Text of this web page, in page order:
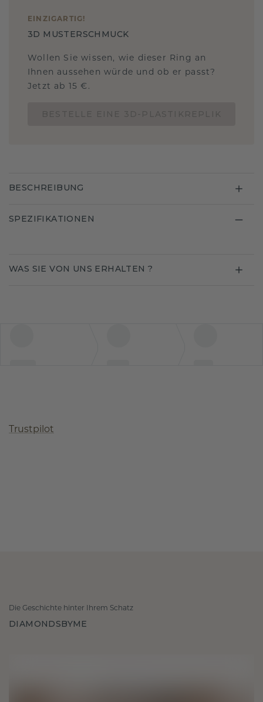
EINZIGARTIG !
3D MUSTERSCHMUCK
Wollen Sie wissen, wie dieser Ring an
Ihnen aussehen würde und ob er passt?
Jetzt ab 15 €.
BESCHREIBUNG
SPEZIFIKATIONEN
WAS SIE VON UNS ERHALTEN ?
Trustpilot
Die Geschichte hinter Ihrem Schatz
DIAMONDSBYME